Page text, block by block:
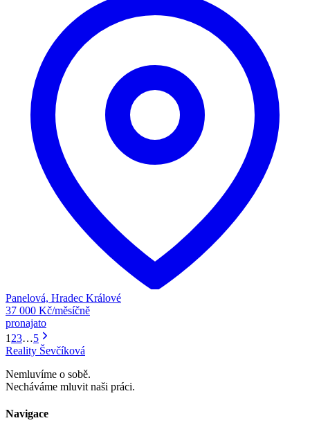
Panelová, Hradec Králové
37 000 Kč/měsíčně
pronajato
1 23…5
Reality Ševčíková
Nemluvíme o sobě.
Necháváme mluvit naši práci.
Navigace